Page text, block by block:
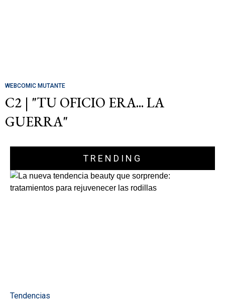
WEBCOMIC MUTANTE
C2 | "TU OFICIO ERA... LA
GUERRA"
TRENDING
Tendencias